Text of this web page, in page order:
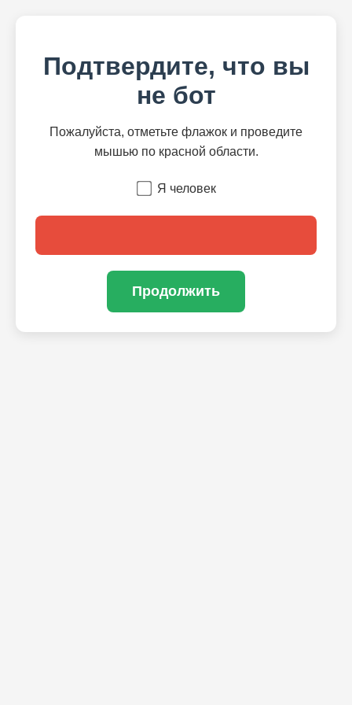
Подтвердите, что вы
не бот
Пожалуйста, отметьте флажок и проведите
мышью по красной области.
Я человек
Продолжить